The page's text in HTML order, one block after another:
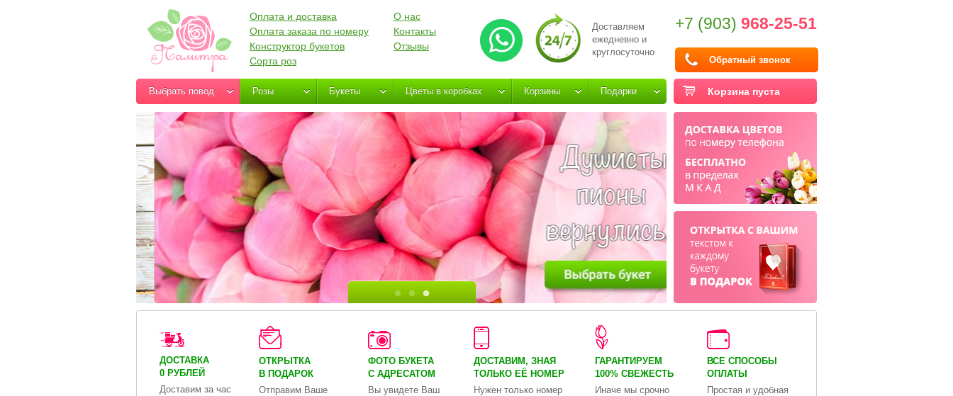
Доставляем
ежедневно и
круглосуточно
+7 (903) 968-25-51
Обратный звонок
Оплата и доставка
Оплата заказа по номеру
Конструктор букетов
Сорта роз
О нас
Контакты
Отзывы
Корзина пуста
Выбрать повод Розы Букеты Цветы в коробках Корзины Подарки
ДОСТАВКА
0 РУБЛЕЙ
Доставим за час
ОТКРЫТКА
В ПОДАРОК
Отправим Ваше
ФОТО БУКЕТА
С АДРЕСАТОМ
Вы увидете Ваш
ДОСТАВИМ, ЗНАЯ
ТОЛЬКО ЕЁ НОМЕР
Нужен только номер
ГАРАНТИРУЕМ
100% СВЕЖЕСТЬ
Иначе мы срочно
ВСЕ СПОСОБЫ
ОПЛАТЫ
Простая и удобная